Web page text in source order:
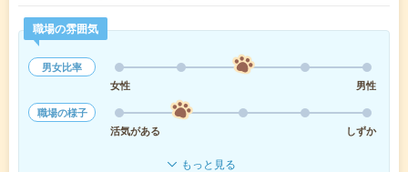
職場の雰囲気
男女比率
女性
男性
職場の様子
活気がある
しずか
もっと見る